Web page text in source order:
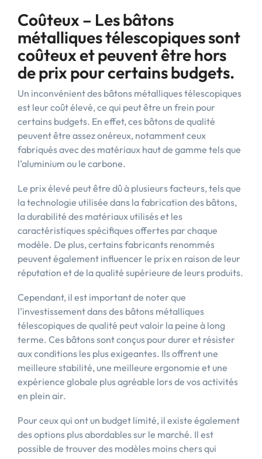
Coûteux – Les bâtons
métalliques télescopiques sont
coûteux et peuvent être hors
de prix pour certains budgets.
Un inconvénient des bâtons métalliques télescopiques
est leur coût élevé, ce qui peut être un frein pour
certains budgets. En effet, ces bâtons de qualité
peuvent être assez onéreux, notamment ceux
fabriqués avec des matériaux haut de gamme tels que
l’aluminium ou le carbone.
Le prix élevé peut être dû à plusieurs facteurs, tels que
la technologie utilisée dans la fabrication des bâtons,
la durabilité des matériaux utilisés et les
caractéristiques spécifiques offertes par chaque
modèle. De plus, certains fabricants renommés
peuvent également influencer le prix en raison de leur
réputation et de la qualité supérieure de leurs produits.
Cependant, il est important de noter que
l’investissement dans des bâtons métalliques
télescopiques de qualité peut valoir la peine à long
terme. Ces bâtons sont conçus pour durer et résister
aux conditions les plus exigeantes. Ils offrent une
meilleure stabilité, une meilleure ergonomie et une
expérience globale plus agréable lors de vos activités
en plein air.
Pour ceux qui ont un budget limité, il existe également
des options plus abordables sur le marché. Il est
possible de trouver des modèles moins chers qui